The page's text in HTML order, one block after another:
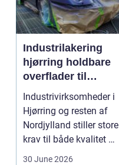
Industrilakering
hjørring holdbare
overflader til
industri og erhverv
Industrivirksomheder i
Hjørring og resten af
Nordjylland stiller store
krav til både kvalitet og
hol...
30 June 2026